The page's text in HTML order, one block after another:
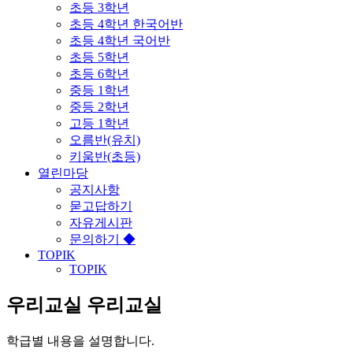
초등 3학년
초등 4학년 한국어반
초등 4학년 국어반
초등 5학년
초등 6학년
중등 1학년
중등 2학년
고등 1학년
오름반(유치)
키움반(초등)
열린마당
공지사항
묻고답하기
자유게시판
문의하기 ◆
TOPIK
TOPIK
우리교실 우리교실
학급별 내용을 설명합니다.